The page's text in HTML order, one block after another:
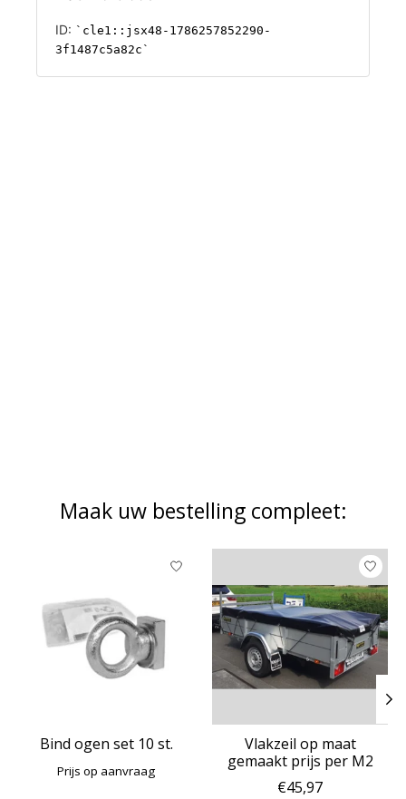
Maak uw bestelling compleet:
Items van productcarrousel
Bind ogen set 10 st.
Prijs op aanvraag
Vlakzeil op maat
gemaakt prijs per M2
€45,97